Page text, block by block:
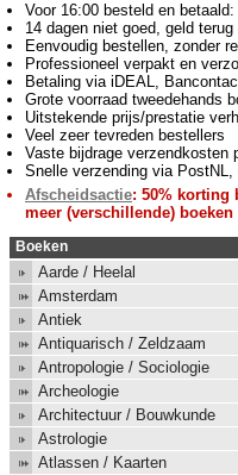
Voor 16:00 besteld en
14 dagen niet goed, geld terug
Eenvoudig bestellen, zonder
Professioneel verpakt en
Betaling via iDEAL,
Grote voorraad tweedehands
Uitstekende prijs/prestatie
Veel zeer tevreden bestellers
Vaste bijdrage verzendkosten
Snelle verzending via
Afscheidsactie: 50% korting
meer (verschillende) boeken
Boeken
Aarde / Heelal
Amsterdam
Antiek
Antiquarisch / Zeldzaam
Antropologie / Sociologie
Archeologie
Architectuur / Bouwkunde
Astrologie
Atlassen / Kaarten